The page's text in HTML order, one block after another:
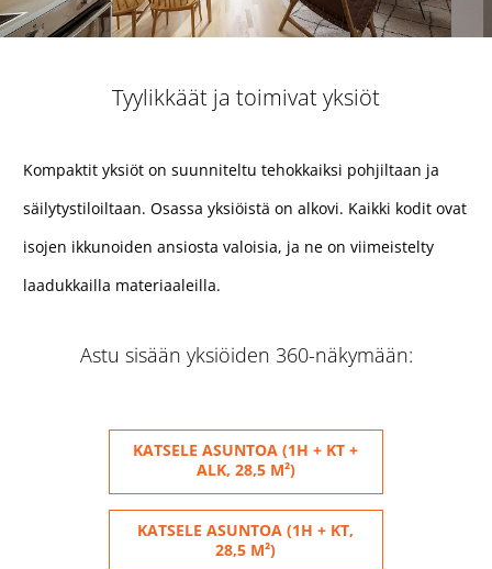
Tyylikkäät ja toimivat yksiöt
Kompaktit yksiöt on suunniteltu tehokkaiksi pohjiltaan ja
säilytystiloiltaan. Osassa yksiöistä on alkovi. Kaikki kodit ovat
isojen ikkunoiden ansiosta valoisia, ja ne on viimeistelty
laadukkailla materiaaleilla.
Astu sisään yksiöiden 360-näkymään:
KATSELE ASUNTOA (1H + KT +
ALK, 28,5 M²)
KATSELE ASUNTOA (1H + KT,
28,5 M²)